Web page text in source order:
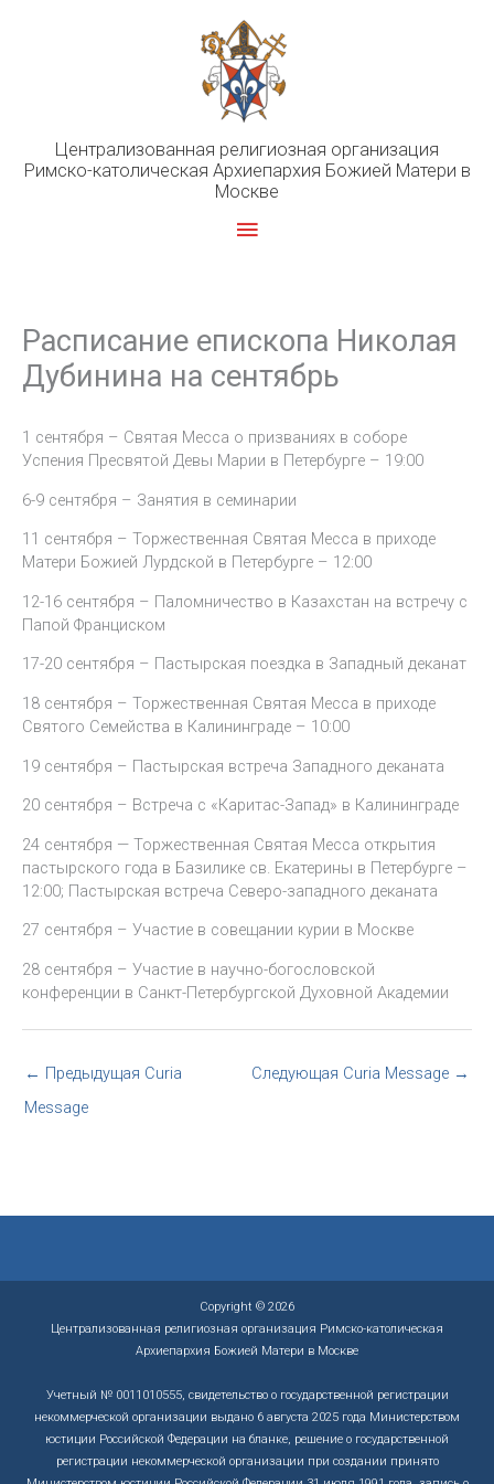
Централизованная религиозная организация
Римско-католическая Архиепархия Божией Матери в
Москве
Главное
Расписание епископа Николая
Дубинина на сентябрь
1 сентября – Святая Месса о призваниях в соборе
Успения Пресвятой Девы Марии в Петербурге – 19:00
6-9 сентября – Занятия в семинарии
11 сентября – Торжественная Святая Месса в приходе
Матери Божией Лурдской в Петербурге – 12:00
12-16 сентября – Паломничество в Казахстан на встречу с
Папой Франциском
17-20 сентября – Пастырская поездка в Западный деканат
18 сентября – Торжественная Святая Месса в приходе
Святого Семейства в Калининграде – 10:00
19 сентября – Пастырская встреча Западного деканата
20 сентября – Встреча с «Каритас-Запад» в Калининграде
24 сентября — Торжественная Святая Месса открытия
пастырского года в Базилике св. Екатерины в Петербурге –
12:00; Пастырская встреча Северо-западного деканата
27 сентября – Участие в совещании курии в Москве
28 сентября – Участие в научно-богословской
конференции в Санкт-Петербургской Духовной Академии
← Предыдущая Curia
Message
Следующая Curia Message →
Copyright © 2026
Централизованная религиозная организация Римско-католическая
Архиепархия Божией Матери в Москве
Учетный № 0011010555, свидетельство о государственной регистрации
некоммерческой организации выдано 6 августа 2025 года Министерством
юстиции Российской Федерации на бланке, решение о государственной
регистрации некоммерческой организации при создании принято